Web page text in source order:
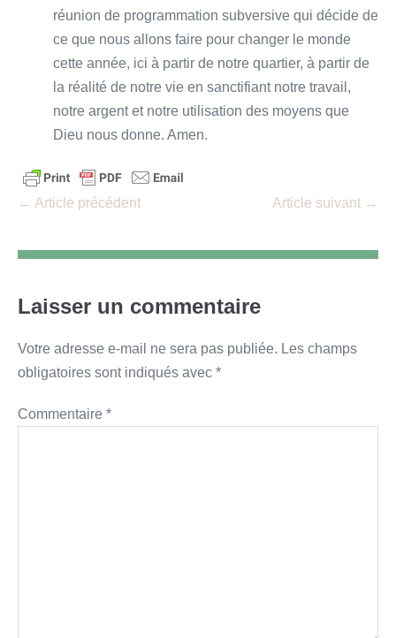
réunion de programmation subversive qui décide de
ce que nous allons faire pour changer le monde
cette année, ici à partir de notre quartier, à partir de
la réalité de notre vie en sanctifiant notre travail,
notre argent et notre utilisation des moyens que
Dieu nous donne. Amen.
Navigation
← Article précédent Article suivant →
Laisser un commentaire
Votre adresse e-mail ne sera pas publiée. Les champs
obligatoires sont indiqués avec *
Commentaire *